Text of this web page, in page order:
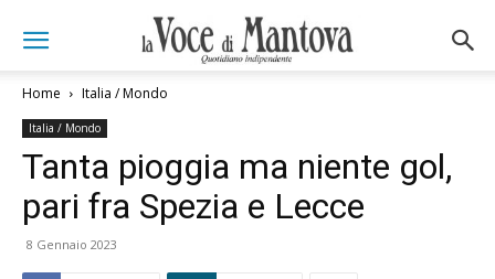
Home Italia / Mondo
Italia / Mondo
Tanta pioggia ma niente gol,
pari fra Spezia e Lecce
8 Gennaio 2023